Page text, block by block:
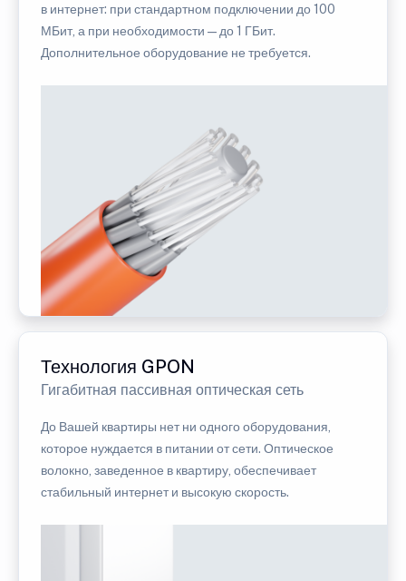
в интернет: при стандартном подключении до 100
МБит, а при необходимости — до 1 ГБит.
Дополнительное оборудование не требуется.
Технология GPON
Гигабитная пассивная оптическая сеть
До Вашей квартиры нет ни одного оборудования,
которое нуждается в питании от сети. Оптическое
волокно, заведенное в квартиру, обеспечивает
стабильный интернет и высокую скорость.